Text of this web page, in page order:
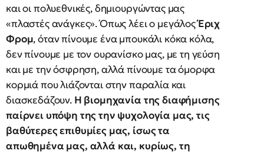
και οι πολυεθνικές, δημιουργώντας μας
«πλαστές ανάγκες». Όπως λέει ο μεγάλοςΈριχ
Φρομ, όταν πίνουμε ένα μπουκάλι κόκα κόλα,
δεν πίνουμε με τον ουρανίσκο μας, με τη γεύση
και με την όσφρηση, αλλά πίνουμε τα όμορφα
κορμιά που λιάζονται στην παραλία και
διασκεδάζουν.Η βιομηχανία της διαφήμισης
παίρνει υπόψη της την ψυχολογία μας, τις
βαθύτερες επιθυμίες μας, ίσως τα
απωθημένα μας, αλλά και, κυρίως, τη